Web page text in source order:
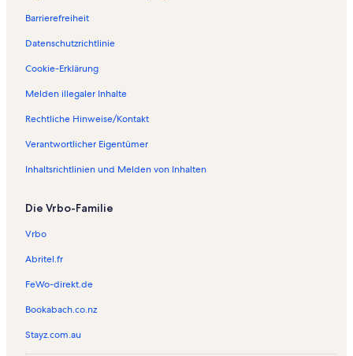
Barrierefreiheit
Datenschutzrichtlinie
Cookie-Erklärung
Melden illegaler Inhalte
Rechtliche Hinweise/Kontakt
Verantwortlicher Eigentümer
Inhaltsrichtlinien und Melden von Inhalten
Die Vrbo-Familie
Vrbo
Abritel.fr
FeWo-direkt.de
Bookabach.co.nz
Stayz.com.au